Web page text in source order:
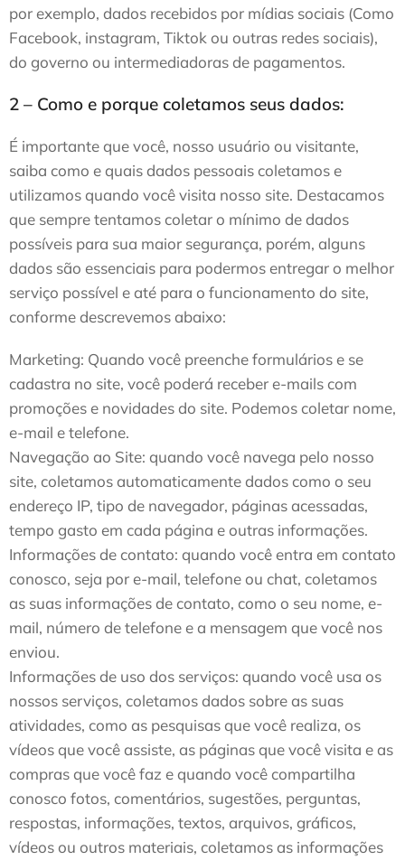
por exemplo, dados recebidos por mídias sociais (Como
Facebook, instagram, Tiktok ou outras redes sociais),
do governo ou intermediadoras de pagamentos.
2 – Como e porque coletamos seus dados:
É importante que você, nosso usuário ou visitante,
saiba como e quais dados pessoais coletamos e
utilizamos quando você visita nosso site. Destacamos
que sempre tentamos coletar o mínimo de dados
possíveis para sua maior segurança, porém, alguns
dados são essenciais para podermos entregar o melhor
serviço possível e até para o funcionamento do site,
conforme descrevemos abaixo:
Marketing: Quando você preenche formulários e se
cadastra no site, você poderá receber e-mails com
promoções e novidades do site. Podemos coletar nome,
e-mail e telefone.
Navegação ao Site: quando você navega pelo nosso
site, coletamos automaticamente dados como o seu
endereço IP, tipo de navegador, páginas acessadas,
tempo gasto em cada página e outras informações.
Informações de contato: quando você entra em contato
conosco, seja por e-mail, telefone ou chat, coletamos
as suas informações de contato, como o seu nome, e-
mail, número de telefone e a mensagem que você nos
enviou.
Informações de uso dos serviços: quando você usa os
nossos serviços, coletamos dados sobre as suas
atividades, como as pesquisas que você realiza, os
vídeos que você assiste, as páginas que você visita e as
compras que você faz e quando você compartilha
conosco fotos, comentários, sugestões, perguntas,
respostas, informações, textos, arquivos, gráficos,
vídeos ou outros materiais, coletamos as informações